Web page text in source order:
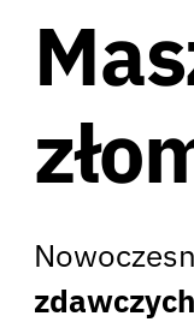
zdawczych